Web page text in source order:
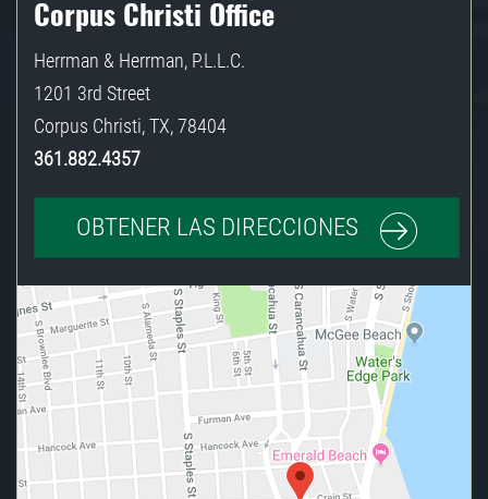
Corpus Christi Office
Herrman & Herrman, P.L.L.C.
1201 3rd Street
Corpus Christi,TX,78404
361.882.4357
OBTENER LAS DIRECCIONES